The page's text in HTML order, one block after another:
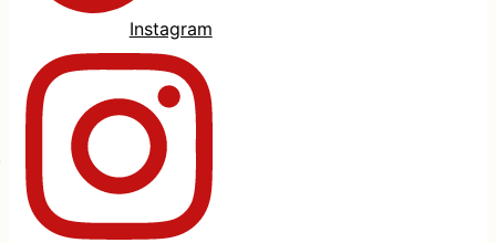
Instagram